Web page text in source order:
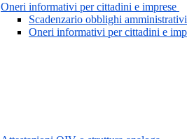
Oneri informativi per cittadini e imprese
Scadenzario obblighi amministrativi
Oneri informativi per cittadini e